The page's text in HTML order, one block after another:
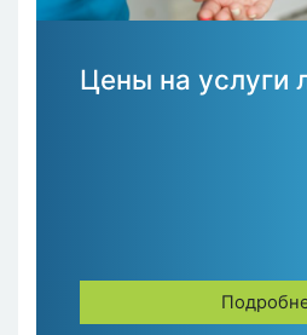
Цены на услуги